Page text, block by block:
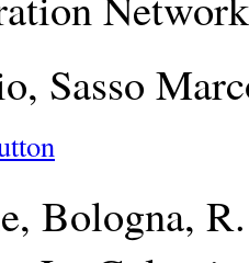
Sasso
Bologna,